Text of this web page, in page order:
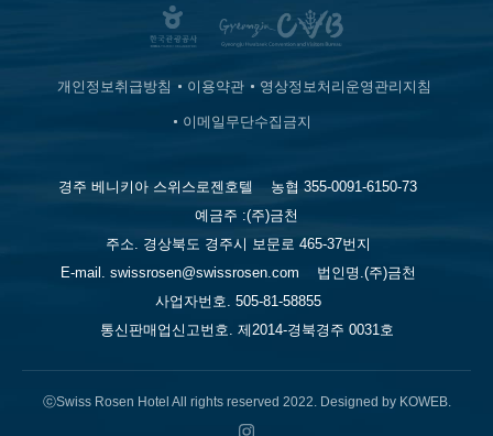
개인정보취급방침 이용약관 영상정보처리운영관리지침
이메일무단수집금지
경주 베니키아 스위스로젠호텔
농협 355-0091-6150-73
예금주 :(주)금천
주소. 경상북도 경주시 보문로 465-37번지
E-mail. swissrosen@swissrosen.com
법인명.(주)금천
사업자번호. 505-81-58855
통신판매업신고번호. 제2014-경북경주 0031호
ⓒSwiss Rosen Hotel All rights reserved 2022. Designed by KOWEB.